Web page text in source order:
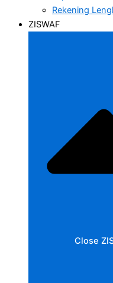
Rekening
ZISWAF
Close